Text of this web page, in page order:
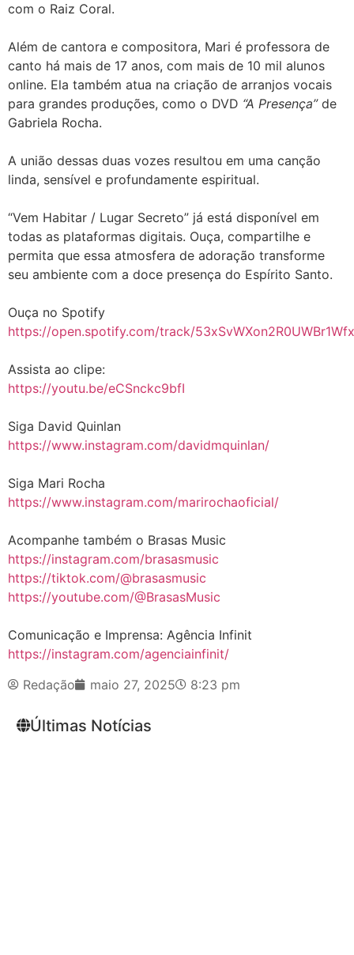
com o Raiz Coral.
Além de cantora e compositora, Mari é professora de
canto há mais de 17 anos, com mais de 10 mil alunos
online. Ela também atua na criação de arranjos vocais
para grandes produções, como o DVD “A Presença”de
Gabriela Rocha.
A união dessas duas vozes resultou em uma canção
linda, sensível e profundamente espiritual.
“Vem Habitar / Lugar Secreto” já está disponível em
todas as plataformas digitais. Ouça, compartilhe e
permita que essa atmosfera de adoração transforme
seu ambiente com a doce presença do Espírito Santo.
Ouça no Spotify
https://open.spotify.com/track/
Assista ao clipe:
https://youtu.be/eCSnckc9bfI
Siga David Quinlan
https://www.instagram.com/davidmquinlan/
Siga Mari Rocha
https://www.instagram.com/marirochaoficial/
Acompanhe também o Brasas Music
https://instagram.com/brasasmusic
https://tiktok.com/@brasasmusic
https://youtube.com/@BrasasMusic
Comunicação e Imprensa: Agência Infinit
https://instagram.com/agenciainfinit/
Redação
maio 27, 2025 8:23 pm
Últimas Notícias